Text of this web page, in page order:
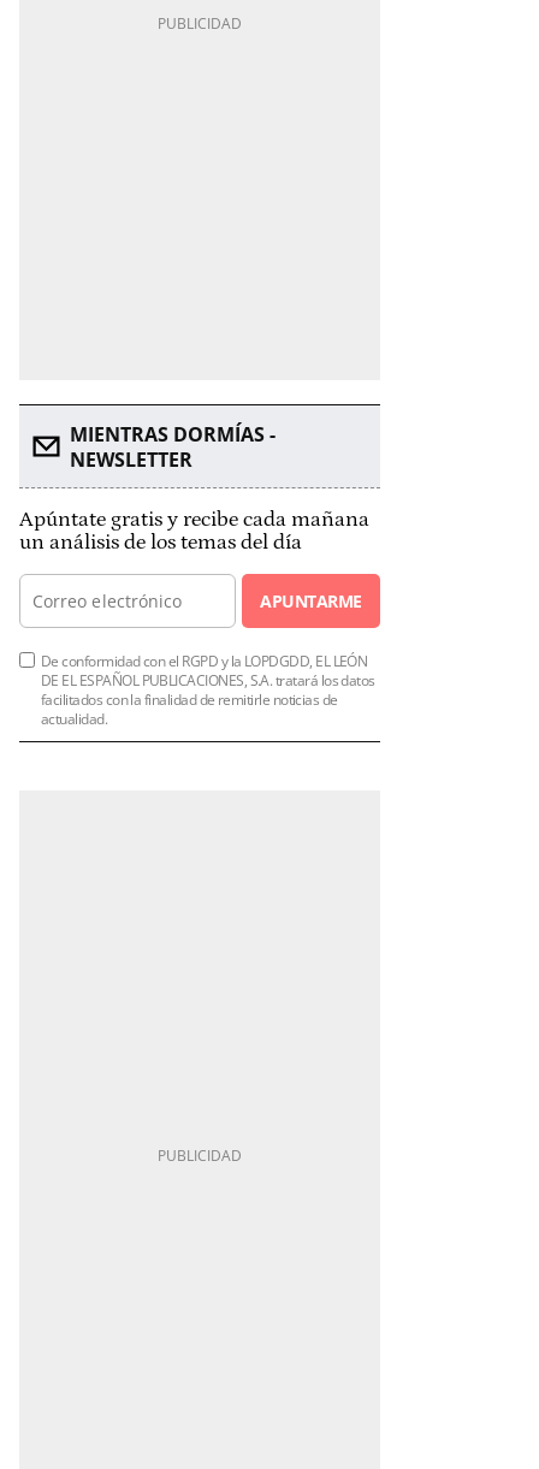
MIENTRAS DORMÍAS -
NEWSLETTER
Apúntate gratis y recibe cada mañana
un análisis de los temas del día
APUNTARME
De conformidad con el RGPD y la LOPDGDD, EL LEÓN
DE EL ESPAÑOL PUBLICACIONES, S.A. tratará los datos
facilitados con la finalidad de remitirle noticias de
actualidad.